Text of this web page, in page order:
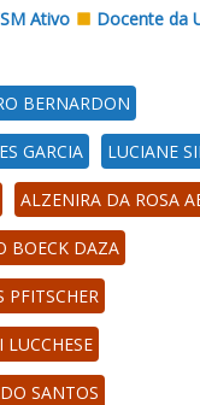
Ativo
Docente da
BERNARDON
GARCIA LUCIANE
ALZENIRA DA ROSA
BOECK DAZA
PFITSCHER
LUCCHESE
SANTOS